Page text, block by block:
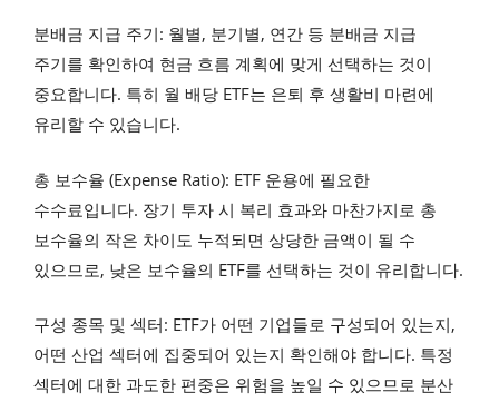
분배금 지급 주기: 월별, 분기별, 연간 등 분배금 지급
주기를 확인하여 현금 흐름 계획에 맞게 선택하는 것이
중요합니다. 특히 월 배당 ETF는 은퇴 후 생활비 마련에
유리할 수 있습니다.
총 보수율 (Expense Ratio): ETF 운용에 필요한
수수료입니다. 장기 투자 시 복리 효과와 마찬가지로 총
보수율의 작은 차이도 누적되면 상당한 금액이 될 수
있으므로, 낮은 보수율의 ETF를 선택하는 것이 유리합니다.
구성 종목 및 섹터: ETF가 어떤 기업들로 구성되어 있는지,
어떤 산업 섹터에 집중되어 있는지 확인해야 합니다. 특정
섹터에 대한 과도한 편중은 위험을 높일 수 있으므로 분산